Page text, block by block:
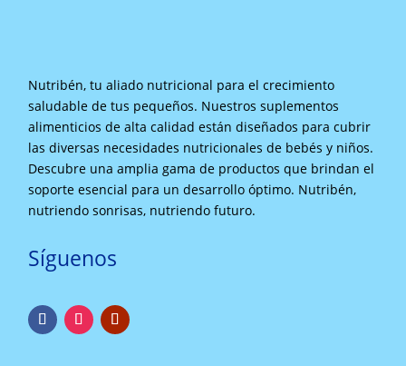
Nutribén, tu aliado nutricional para el crecimiento
saludable de tus pequeños. Nuestros suplementos
alimenticios de alta calidad están diseñados para cubrir
las diversas necesidades nutricionales de bebés y niños.
Descubre una amplia gama de productos que brindan el
soporte esencial para un desarrollo óptimo. Nutribén,
nutriendo sonrisas, nutriendo futuro.
Síguenos